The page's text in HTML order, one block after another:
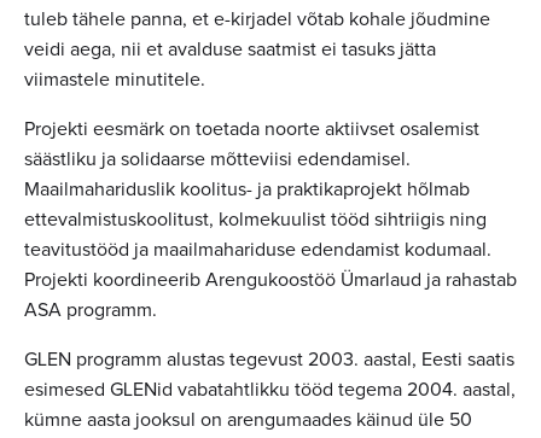
tuleb tähele panna, et e-kirjadel võtab kohale jõudmine
veidi aega, nii et avalduse saatmist ei tasuks jätta
viimastele minutitele.
Projekti eesmärk on toetada noorte aktiivset osalemist
säästliku ja solidaarse mõtteviisi edendamisel.
Maailmahariduslik koolitus- ja praktikaprojekt hõlmab
ettevalmistuskoolitust, kolmekuulist tööd sihtriigis ning
teavitustööd ja maailmahariduse edendamist kodumaal.
Projekti koordineerib Arengukoostöö Ümarlaud ja rahastab
ASA programm.
GLEN programm alustas tegevust 2003. aastal, Eesti saatis
esimesed GLENid vabatahtlikku tööd tegema 2004. aastal,
kümne aasta jooksul on arengumaades käinud üle 50